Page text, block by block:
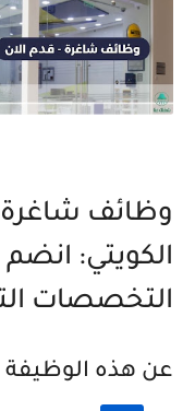
وظائف شاغرة
الكويتي:
التخصصات
عن هذه الوظيفة